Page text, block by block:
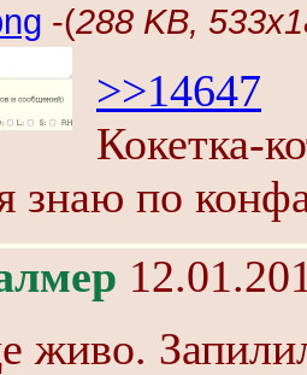
-(288 KB,
>>14647
Кокетка-
знаю по
живо.